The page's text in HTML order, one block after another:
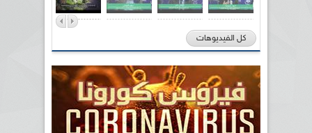
كل الفيديوهات